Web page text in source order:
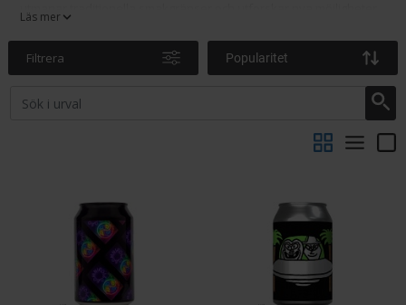
inom dryckesvärlden.
Varumärket är känt för sin experimentella inställning till
smakutveckling, där innovation, kvalitet och design står i centrum.
Med inspiration från både gastronomi och konst har Omnipollo
byggt ett starkt internationellt rykte och uppskattas för sina unika
Läs mer
Filtrera Popularitet